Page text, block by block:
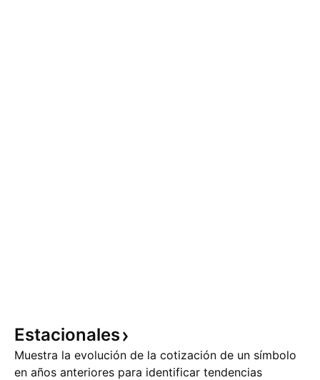
Estacionales
Muestra la evolución de la cotización de un símbolo
en años anteriores para identificar tendencias